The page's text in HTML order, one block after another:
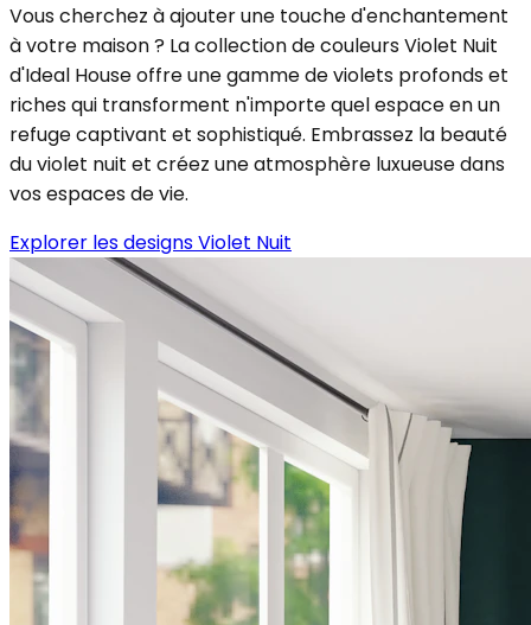
Vous cherchez à ajouter une touche d'enchantement
à votre maison ? La collection de couleurs Violet Nuit
d'Ideal House offre une gamme de violets profonds et
riches qui transforment n'importe quel espace en un
refuge captivant et sophistiqué. Embrassez la beauté
du violet nuit et créez une atmosphère luxueuse dans
vos espaces de vie.
Explorer les designs Violet Nuit